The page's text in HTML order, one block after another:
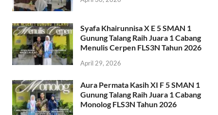
Syafa Khairunnisa X E 5 SMAN 1
Gunung Talang Raih Juara 1 Cabang
Menulis Cerpen FLS3N Tahun 2026
April 29, 2026
Aura Permata Kasih XI F 5 SMAN 1
Gunung Talang Raih Juara 1 Cabang
Monolog FLS3N Tahun 2026